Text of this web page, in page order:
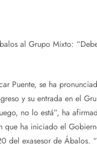
al Grupo Mixto:
Puente, se ha
y su entrada en el
no lo está”, ha
que ha iniciado el
del exasesor de Ábalos.